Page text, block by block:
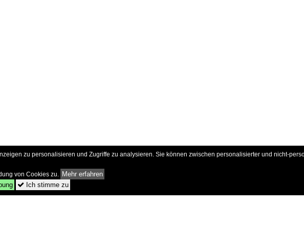
zu personalisieren und Zugriffe zu analysieren. Sie können zwischen personalisierter und nicht-
von Cookies zu. Mehr erfahren
 Ich stimme zu